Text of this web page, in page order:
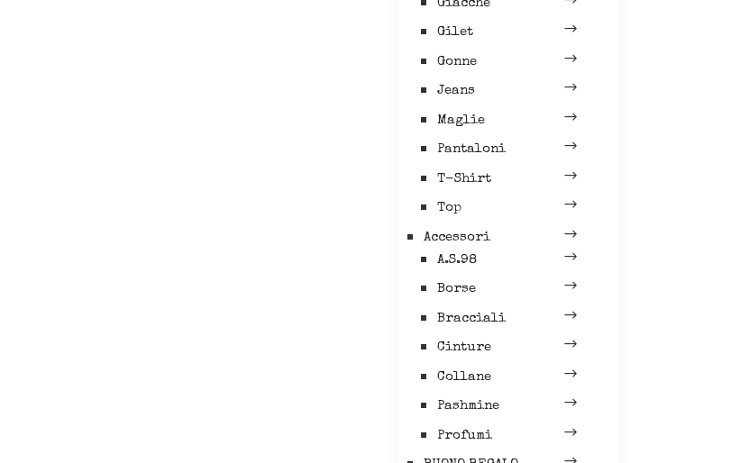
Giacche
Gilet
Gonne
Jeans
Maglie
Pantaloni
T-Shirt
Top
Accessori
A.S.98
Borse
Bracciali
Cinture
Collane
Pashmine
Profumi